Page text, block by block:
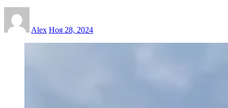
Alex Ноя 28, 2024